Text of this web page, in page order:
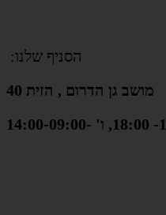
הסניף שלנו:
מושב גן הדרום , הזית 40